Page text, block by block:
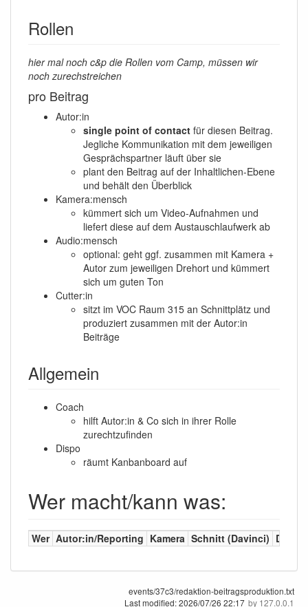
Rollen
hier mal noch c&p die Rollen vom Camp, müssen wir
noch zurechstreichen
pro Beitrag
Autor:in
single point of contact für diesen Beitrag.
Jegliche Kommunikation mit dem jeweiligen
Gesprächspartner läuft über sie
plant den Beitrag auf der Inhaltlichen-Ebene
und behält den Überblick
Kamera:mensch
kümmert sich um Video-Aufnahmen und
liefert diese auf dem Austauschlaufwerk ab
Audio:mensch
optional: geht ggf. zusammen mit Kamera +
Autor zum jeweiligen Drehort und kümmert
sich um guten Ton
Cutter:in
sitzt im VOC Raum 315 an Schnittplätz und
produziert zusammen mit der Autor:in
Beiträge
Allgemein
Coach
hilft Autor:in & Co sich in ihrer Rolle
zurechtzufinden
Dispo
räumt Kanbanboard auf
Wer macht/kann was:
Wer Autor:in/Reporting Kamera Schnitt (Davinci) Dispo
events/37c3/redaktion-beitragsproduktion.txt
Last modified:2026/07/26 22:17 by 127.0.0.1